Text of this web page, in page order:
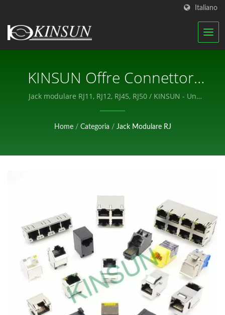
Italiano
KINSUN Offre Connettori
RJ Di Diversi Tipi / KINSUN -
Un Produttore
Componenti Elettronici.
Jack modulare RJ11, RJ12, RJ45, RJ50 / KINSUN - Un
produttore professionale di componenti elettronici.
Home / Categoria / Jack Modulare RJ